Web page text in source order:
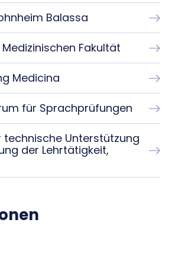
Balassa
Fakultät
Medicina
für Sprachprüfungen
technische Unterstützung
der Lehrtätigkeit,